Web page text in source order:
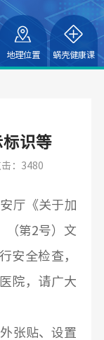
地理位置 蜗壳健康课
识等
击：3480
厅《关于加
（第2号）文
安全检查，
院，请广大
张贴、设置